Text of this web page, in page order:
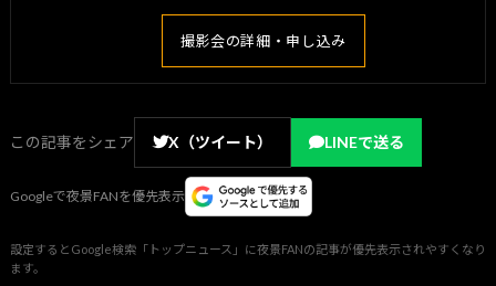
撮影会の詳細・申し込み
この記事をシェア X（ツイート） LINEで送る
Googleで夜景FANを優先表示
設定するとGoogle検索「トップニュース」に夜景FANの記事が優先表示されやすくなり
ます。